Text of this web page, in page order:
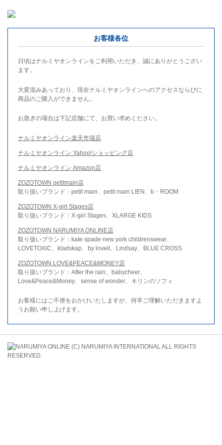
お客様各位
日頃はナルミヤオンラインをご利用いただき、誠にありがとうござい
ます。
大変混みあっており、現在ナルミヤオンラインへのアクセスならびに
商品のご購入ができません。
お急ぎの場合は下記店舗にて、お買い求めください。
ナルミヤオンライン楽天市場店
ナルミヤオンライン Yahoo!ショッピング店
ナルミヤオンライン Amazon店
ZOZOTOWN petitmain店
取り扱いブランド：petit main、petit main LIEN、b・ROOM
ZOZOTOWN X-girl Stages店
取り扱いブランド：X-girl Stages、XLARGE KIDS
ZOZOTOWN NARUMIYA ONLINE店
取り扱いブランド：kate spade new york childrenswear、
LOVETOXIC、kladskap、by loveit、Lindsay、BLUE CROSS
ZOZOTOWN LOVE&PEACE&MONEY店
取り扱いブランド：After the rain、babycheer、
Love&Peace&Money、sense of wonder、キリンのソフィ
お客様にはご不便をおかけいたしますが、何卒ご理解いただきますよ
うお願い申し上げます。